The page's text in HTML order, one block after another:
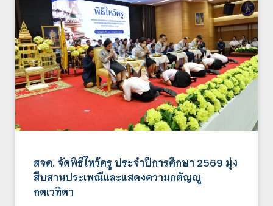
สจด. จัดพิธีไหว้ครู ประจำปีการศึกษา 2569 มุ่ง
สืบสานประเพณีและแสดงความกตัญญู
กตเวทิตา